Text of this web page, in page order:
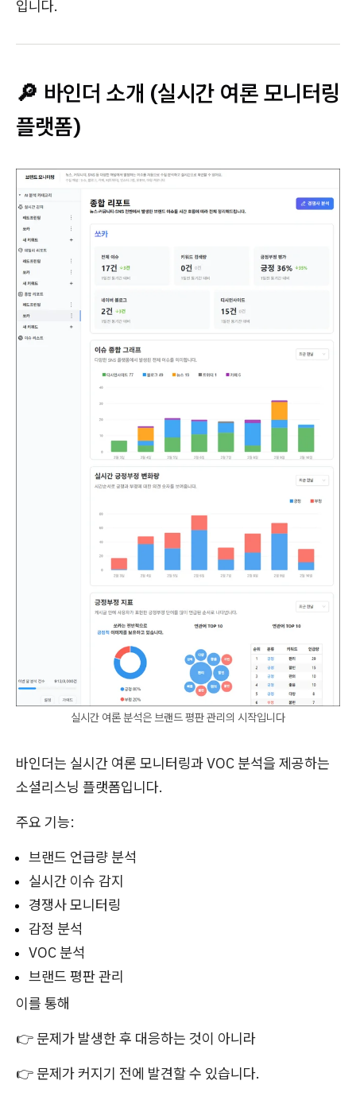
입니다.
🔎 바인더 소개 (실시간 여론 모니터링
플랫폼)
실시간 여론 분석은 브랜드 평판 관리의 시작입니다
바인더는 실시간 여론 모니터링과 VOC 분석을 제공하는
소셜리스닝 플랫폼입니다.
주요 기능:
브랜드 언급량 분석
실시간 이슈 감지
경쟁사 모니터링
감정 분석
VOC 분석
브랜드 평판 관리
이를 통해
👉 문제가 발생한 후 대응하는 것이 아니라
👉 문제가 커지기 전에 발견할 수 있습니다.